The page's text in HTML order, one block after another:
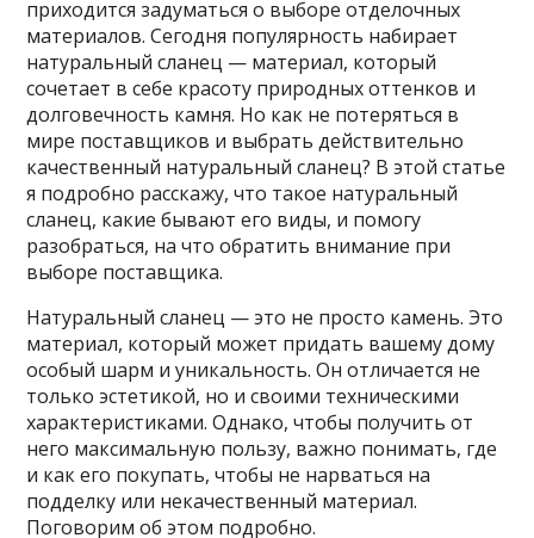
приходится задуматься о выборе отделочных
материалов. Сегодня популярность набирает
натуральный сланец — материал, который
сочетает в себе красоту природных оттенков и
долговечность камня. Но как не потеряться в
мире поставщиков и выбрать действительно
качественный натуральный сланец? В этой статье
я подробно расскажу, что такое натуральный
сланец, какие бывают его виды, и помогу
разобраться, на что обратить внимание при
выборе поставщика.
Натуральный сланец — это не просто камень. Это
материал, который может придать вашему дому
особый шарм и уникальность. Он отличается не
только эстетикой, но и своими техническими
характеристиками. Однако, чтобы получить от
него максимальную пользу, важно понимать, где
и как его покупать, чтобы не нарваться на
подделку или некачественный материал.
Поговорим об этом подробно.